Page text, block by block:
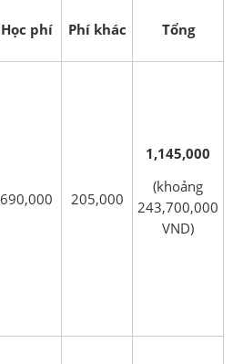
Học phí Phí khác Tổng
690,000 205,000
1,145,000
(khoảng
243,700,000
VND)